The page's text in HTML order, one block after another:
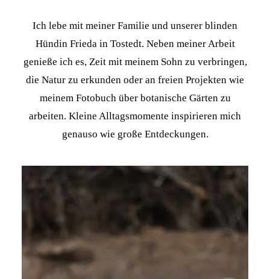
Ich lebe mit meiner Familie und unserer blinden
Hündin Frieda in Tostedt. Neben meiner Arbeit
genieße ich es, Zeit mit meinem Sohn zu verbringen,
die Natur zu erkunden oder an freien Projekten wie
meinem Fotobuch über botanische Gärten zu
arbeiten. Kleine Alltagsmomente inspirieren mich
genauso wie große Entdeckungen.